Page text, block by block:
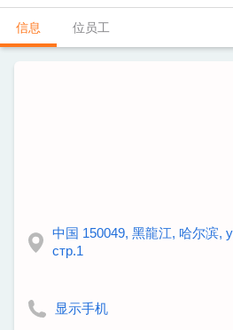
信息 位员工
中国 150049, 黑龍江, 哈尔滨,
стр.1
显示手机